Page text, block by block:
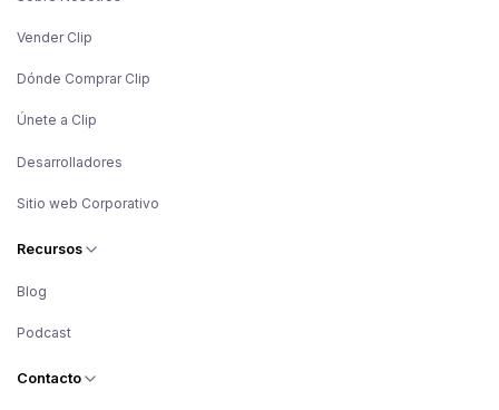
Vender Clip
Dónde Comprar Clip
Únete a Clip
Desarrolladores
Sitio web Corporativo
Recursos
Blog
Podcast
Contacto